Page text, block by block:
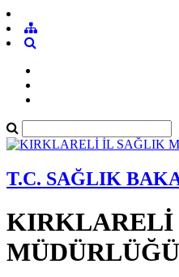
T.C. SAĞLIK
KIRKLARELİ
MÜDÜRLÜĞÜ